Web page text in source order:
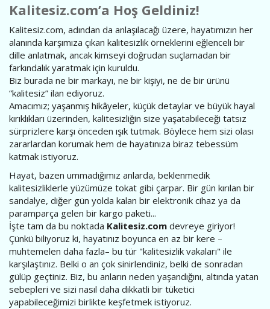
Kalitesiz.com’a Hoş Geldiniz!
Kalitesiz.com, adından da anlaşılacağı üzere, hayatımızın her
alanında karşımıza çıkan kalitesizlik örneklerini eğlenceli bir
dille anlatmak, ancak kimseyi doğrudan suçlamadan bir
farkındalık yaratmak için kuruldu.
Biz burada ne bir markayı, ne bir kişiyi, ne de bir ürünü
“kalitesiz” ilan ediyoruz.
Amacımız; yaşanmış hikâyeler, küçük detaylar ve büyük hayal
kırıklıkları üzerinden, kalitesizliğin size yaşatabileceği tatsız
sürprizlere karşı önceden ışık tutmak. Böylece hem sizi olası
zararlardan korumak hem de hayatınıza biraz tebessüm
katmak istiyoruz.
Hayat, bazen ummadığımız anlarda, beklenmedik
kalitesizliklerle yüzümüze tokat gibi çarpar. Bir gün kırılan bir
sandalye, diğer gün yolda kalan bir elektronik cihaz ya da
paramparça gelen bir kargo paketi...
İşte tam da bu noktada Kalitesiz.com devreye giriyor!
Çünkü biliyoruz ki, hayatınız boyunca en az bir kere –
muhtemelen daha fazla– bu tür "kalitesizlik vakaları" ile
karşılaştınız. Belki o an çok sinirlendiniz, belki de sonradan
gülüp geçtiniz. Biz, bu anların neden yaşandığını, altında yatan
sebepleri ve sizi nasıl daha dikkatli bir tüketici
yapabileceğimizi birlikte keşfetmek istiyoruz.